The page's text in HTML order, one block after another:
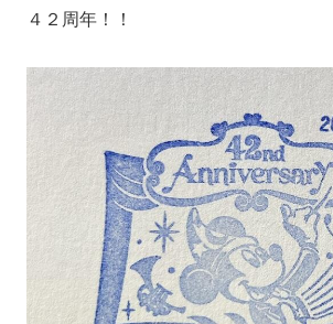
４２周年！！